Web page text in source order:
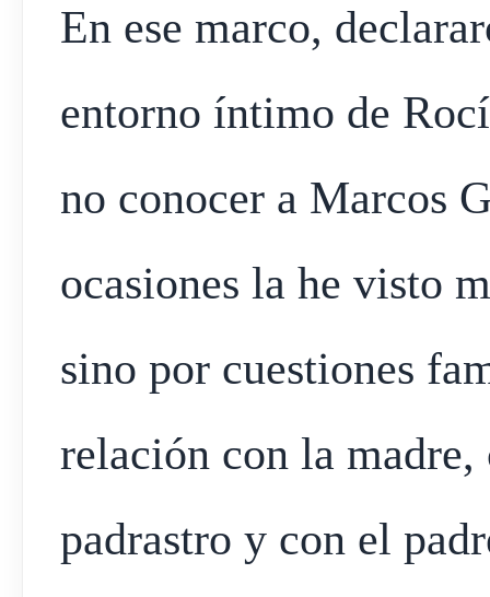
En ese marco,
entorno íntimo de
no conocer a Marcos
ocasiones la he visto
sino por cuestiones
relación con la
padrastro y con el